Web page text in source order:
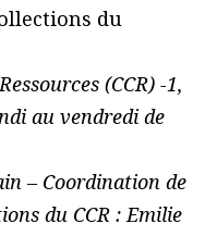
du
(CCR) -1,
au vendredi de
– Coordination de
du CCR : Emilie